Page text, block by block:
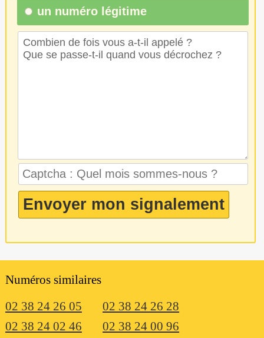
un numéro légitime
Numéros similaires
02 38 24 26 05
02 38 24 26 28
02 38 24 02 46
02 38 24 00 96